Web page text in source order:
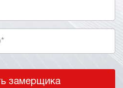
замерщика